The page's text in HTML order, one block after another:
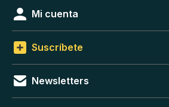
Mi cuenta
Suscríbete
Newsletters